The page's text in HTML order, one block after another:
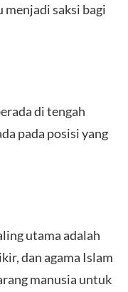
menjadi saksi bagi
di tengah
pada posisi yang
utama adalah
dan agama Islam
manusia untuk